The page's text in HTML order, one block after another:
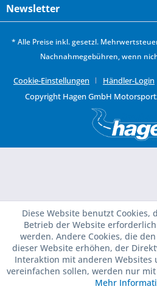
Newsletter
* Alle Preise inkl. gesetzl.
Nachnahmegebühren, wenn
Cookie-Einstellungen Händler-Login
Copyright Hagen GmbH
Diese Website benutzt Cookies,
Betrieb der Website
werden. Andere Cookies, die
dieser Website erhöhen, der
Interaktion mit anderen Websites
vereinfachen sollen, werden nur
Mehr